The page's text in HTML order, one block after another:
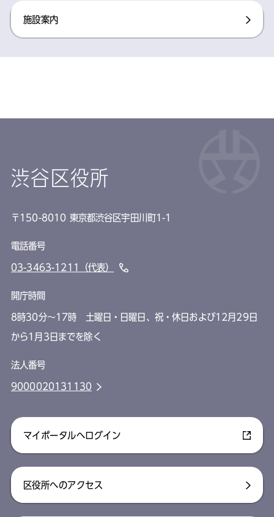
施設案内
渋谷区役所
〒150-8010 東京都渋谷区宇田川町1-1
電話番号
03-3463-1211（代表）
開庁時間
8時30分～17時 土曜日・日曜日、祝・休日および12月29日
から1月3日までを除く
法人番号
9000020131130
マイポータルへログイン
区役所へのアクセス